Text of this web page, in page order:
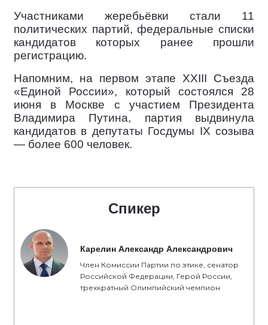
Участниками жеребьёвки стали 11
политических партий, федеральные списки
кандидатов которых ранее прошли
регистрацию.
Напомним, на первом этапе XXIII Съезда
«Единой России», который состоялся 28
июня в Москве с участием Президента
Владимира Путина, партия выдвинула
кандидатов в депутаты Госдумы IX созыва
— более 600 человек.
Спикер
Карелин Александр Александрович
Член Комиссии Партии по этике, сенатор
Российской Федерации, Герой России,
трехкратный Олимпийский чемпион